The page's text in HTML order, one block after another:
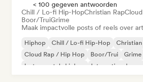
< 100 gegeven antwoorden
Chill / Lo-fi Hip-HopChristian Rap
Boor/TruiGrime
Maak impactvolle posts of reels over
Hiphop Chill / Lo-fi Hip-Hop
Christian
Cloud Rap / Hip Hop
Boor/Trui
Grime
Instrumentale hiphop
Internationale rap